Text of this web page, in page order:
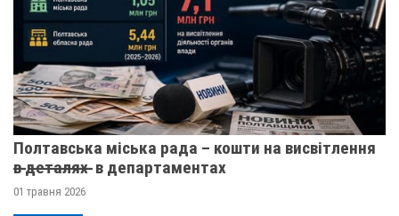
Полтавська міська рада – кошти на висвітлення
в̶ ̶д̶е̶т̶а̶л̶я̶х̶ ̶ в департаментах
01 травня 2026